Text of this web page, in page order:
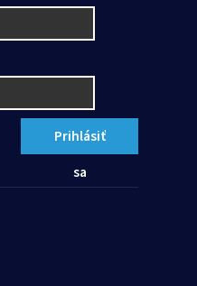
Prihlásiť
sa